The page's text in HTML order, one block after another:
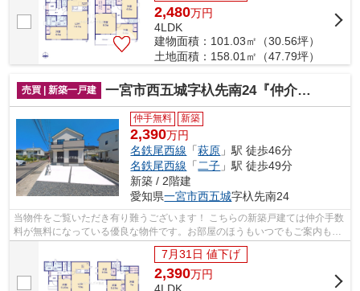
2,480万円
4LDK
建物面積：101.03㎡（30.56坪）
土地面積：158.01㎡（47.79坪）
売買 | 新築一戸建 一宮市西五城字杁先南24『仲介料無料』新築戸建て
仲手無料 新築
2,390万円
名鉄尾西線 「萩原 」駅 徒歩46分
名鉄尾西線 「 二子 」駅 徒歩49分
新築 / 2階建
愛知県一宮市西五城字杁先南24
当物件をご覧いただき有り難うございます！ こちらの新築戸建ては仲介手数
料が無料になっている優良な物件です。お部屋のほうもいつでもご案内もさ
せて頂きますのでお気軽にお問合せ下...
7月31日 値下げ
2,390万円
4LDK